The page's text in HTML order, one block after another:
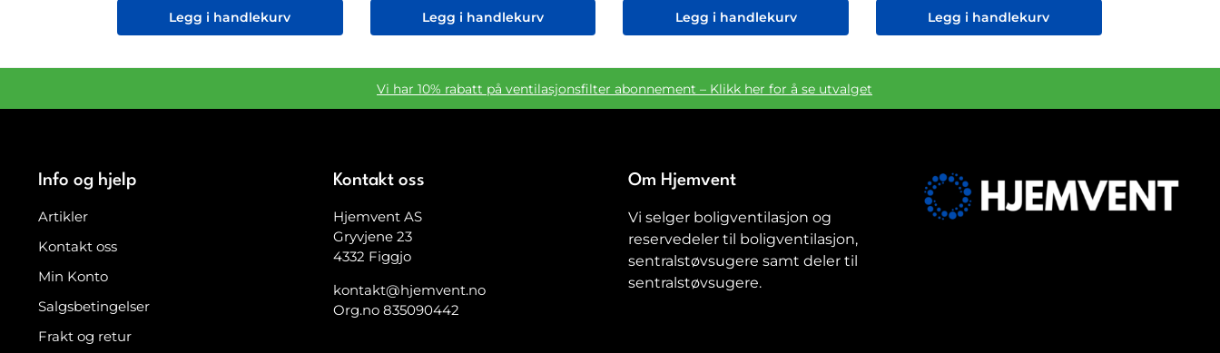
Legg i handlekurv Legg i handlekurv Legg i handlekurv Legg i handlekurv
Vi har 10% rabatt på ventilasjonsfilter abonnement – Klikk her for å se utvalget
Info og hjelp
Artikler
Kontakt oss
Min Konto
Salgsbetingelser
Frakt og retur
Kontakt oss
Hjemvent AS
Gryvjene 23
4332 Figgjo
kontakt@hjemvent.no
Org.no 835090442
Om Hjemvent
Vi selger boligventilasjon og
reservedeler til boligventilasjon,
sentralstøvsugere samt deler til
sentralstøvsugere.